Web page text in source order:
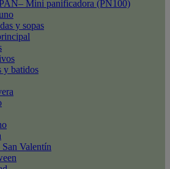
Mini panificadora (PN100)
y sopas
y batidos
Valentín